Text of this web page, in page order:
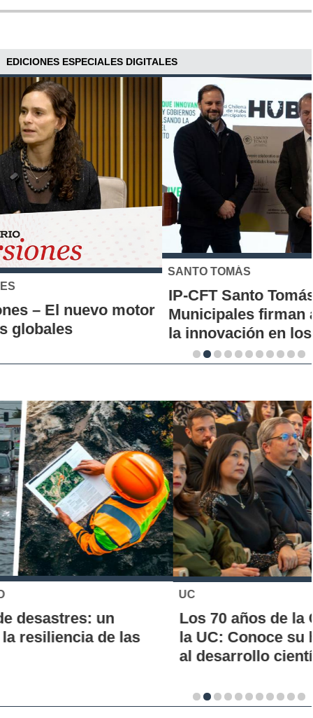
EDICIONES ESPECIALES DIGITALES
SANTO TOMÁS
IP-CFT Santo Tomás y Red de Hubs
Municipales firman alianza para impulsar
la innovación en los territorios
Los 70 años de la Carrera de Química de
la UC: Conoce su historia, hitos y aporte
al desarrollo científico del país